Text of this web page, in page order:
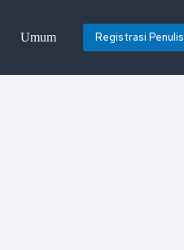
Umum Registrasi Penulis